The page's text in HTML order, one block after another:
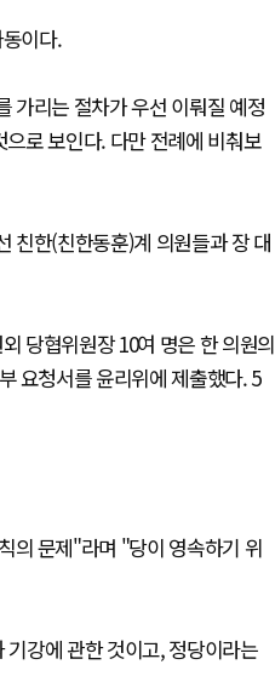
이다.
가리는 절차가 우선 이뤄질 예정
로 보인다. 다만 전례에 비춰보
친한(친한동훈)계 의원들과 장 대
당협위원장 10여 명은 한 의원의
요청서를 윤리위에 제출했다. 5
의 문제"라며 "당이 영속하기 위
강에 관한 것이고, 정당이라는